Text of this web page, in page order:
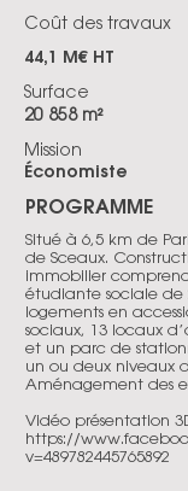
Coût des travaux
44,1 M€ HT
Surface
20 858 m²
Mission
Économiste
PROGRAMME
Situé à 6,5 km de
de Sceaux.
immobilier
étudiante sociale de
logements en
sociaux, 13 locaux
et un parc de
un ou deux niveaux
Aménagement des
Vidéo présentation
https://
v=489782445765892